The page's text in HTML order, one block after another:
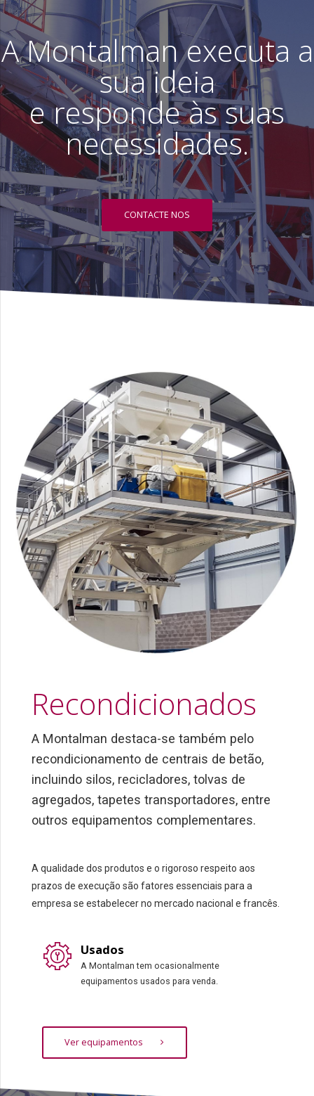
A Montalman executa a
sua ideia
e responde às suas
necessidades.
CONTACTE NOS
Recondicionados
A Montalman destaca-se também pelo
recondicionamento de centrais de betão,
incluindo silos, recicladores, tolvas de
agregados, tapetes transportadores, entre
outros equipamentos complementares.
A qualidade dos produtos e o rigoroso respeito aos
prazos de execução são fatores essenciais para a
empresa se estabelecer no mercado nacional e francês.
Usados
A Montalman tem ocasionalmente
equipamentos usados para venda.
Ver equipamentos